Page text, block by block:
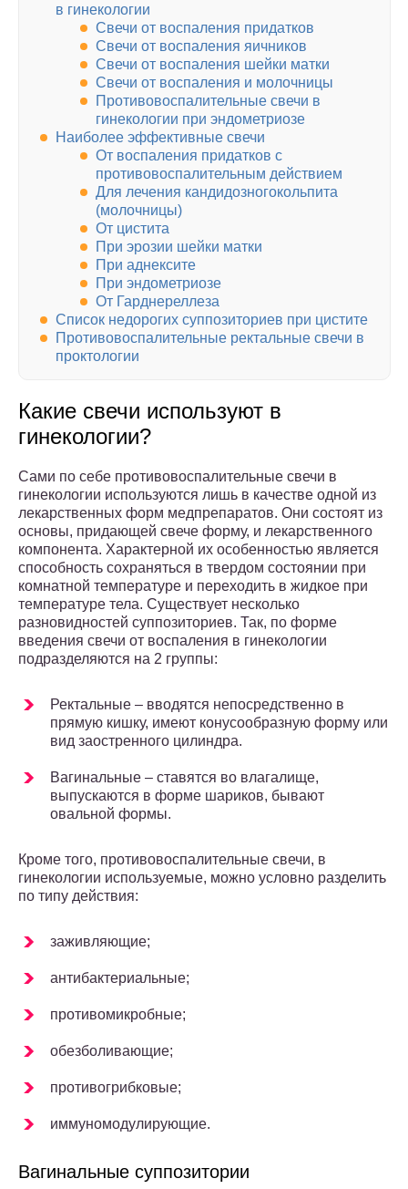
в гинекологии
Свечи от воспаления придатков
Свечи от воспаления яичников
Свечи от воспаления шейки матки
Свечи от воспаления и молочницы
Противовоспалительные свечи в
гинекологии при эндометриозе
Наиболее эффективные свечи
От воспаления придатков с
противовоспалительным действием
Для лечения кандидозногокольпита
(молочницы)
От цистита
При эрозии шейки матки
При аднексите
При эндометриозе
От Гарднереллеза
Список недорогих суппозиториев при цистите
Противовоспалительные ректальные свечи в
проктологии
Какие свечи используют в
гинекологии?
Сами по себе противовоспалительные свечи в
гинекологии используются лишь в качестве одной из
лекарственных форм медпрепаратов. Они состоят из
основы, придающей свече форму, и лекарственного
компонента. Характерной их особенностью является
способность сохраняться в твердом состоянии при
комнатной температуре и переходить в жидкое при
температуре тела. Существует несколько
разновидностей суппозиториев. Так, по форме
введения свечи от воспаления в гинекологии
подразделяются на 2 группы:
Ректальные – вводятся непосредственно в
прямую кишку, имеют конусообразную форму или
вид заостренного цилиндра.
Вагинальные – ставятся во влагалище,
выпускаются в форме шариков, бывают
овальной формы.
Кроме того, противовоспалительные свечи, в
гинекологии используемые, можно условно разделить
по типу действия:
заживляющие;
антибактериальные;
противомикробные;
обезболивающие;
противогрибковые;
иммуномодулирующие.
Вагинальные суппозитории